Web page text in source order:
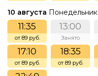
10 августа Понедельник
11:35
от 89 руб.
13:00
Занято
17:10
от 89 руб.
18:35
от 89 руб.